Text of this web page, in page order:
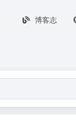
博客志